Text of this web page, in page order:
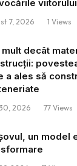
viitorului
7, 2026 1 Views
mult decât
a ales să
2026 77 Views
un model